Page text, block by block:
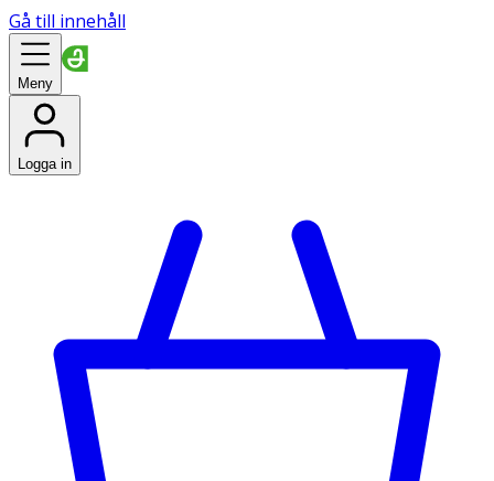
Gå till innehåll
Meny
Logga in